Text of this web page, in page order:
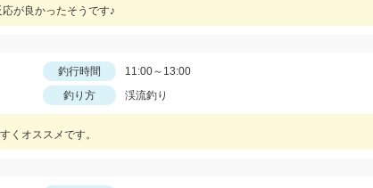
が良かったそうです♪
釣行時間
11:00～13:00
釣り方 渓流釣り
くオススメです。